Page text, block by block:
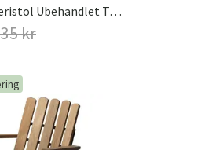
Træsæt Bryggeristol Ubehandlet Teaktræ, Inkl. Skrue
kr